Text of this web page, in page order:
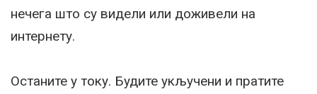
нечега што су видели или доживели на
интернету.
Останите у току. Будите укључени и пратите